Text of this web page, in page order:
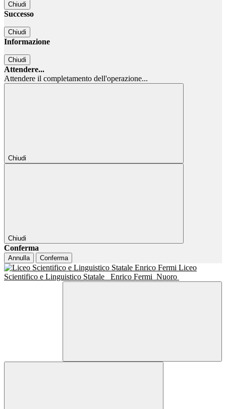
Chiudi
Successo
Chiudi
Informazione
Chiudi
Attendere...
Attendere il completamento dell'operazione...
Chiudi
Chiudi
Conferma
Annulla Conferma
Liceo
Scientifico e Linguistico Statale
Enrico Fermi Nuoro